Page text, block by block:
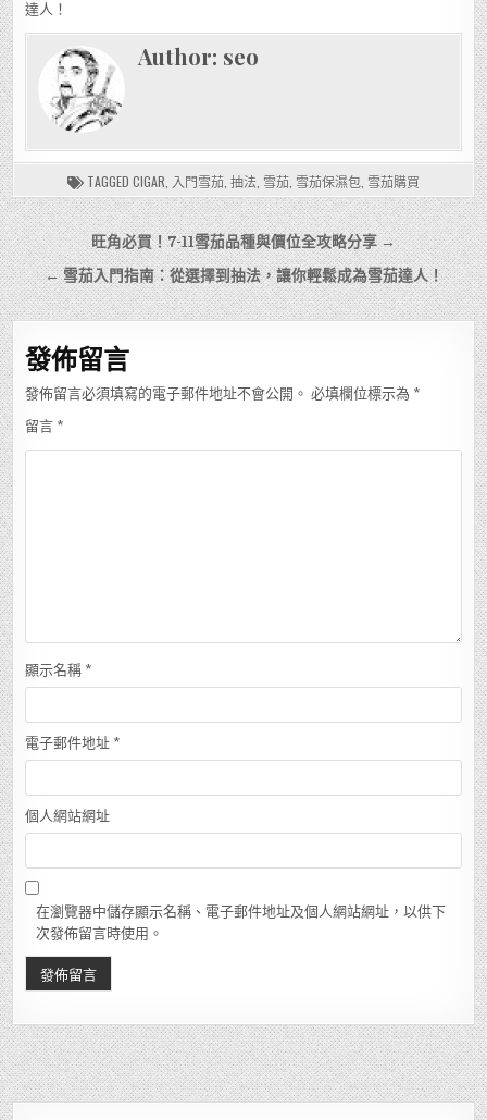
達人！
Author: seo
TAGGED CIGAR 入門雪茄 抽法 雪茄 雪茄保濕包 雪茄購買
文
章
導
覽
旺角必買！7-11雪茄品種與價位全攻略分享 →
← 雪茄入門指南：從選擇到抽法，讓你輕鬆成為雪茄達人！
發佈留言
發佈留言必須填寫的電子郵件地址不會公開。 必填欄位標示為 *
留言 *
顯示名稱 *
電子郵件地址 *
個人網站網址
在瀏覽器中儲存顯示名稱、電子郵件地址及個人網站網址，以供下
次發佈留言時使用。